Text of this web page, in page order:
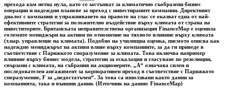
прехода към нетна нула, като се застъпват за климатично съобразени бизнес
операции и надеждни планове за преход с инвестираните компании. Директният
диалог с компания и упражняването на правото на глас се оказват една от най-
ефективните стратегии за положително въздействие върху климата от страна на
инвеститорите. Британската неправителствена организация FinanceMap е оценила
големите мениджъри на активи по отношение на тяхното влияние върху климата
(т.нар. управление на климата). Подобно на училищна оценка, писмото описва как
надеждно мениджърът на активи влияе върху компаниите, за да ги приведе в
съответствие с Парижкото споразумение за климата. Това включва например
влияние върху бизнес модела, стратегии за ескалация и гласуване по резолюции,
свързани с климата, на събрания на акционерите. „A“ означава силен и
последователен ангажимент за корпоративен преход в съответствие с Парижкото
споразумение, F за „недостатъчен“. За това са използвани както данни за
компанията, така и външни данни. (Източник на данни: FinanceMap)